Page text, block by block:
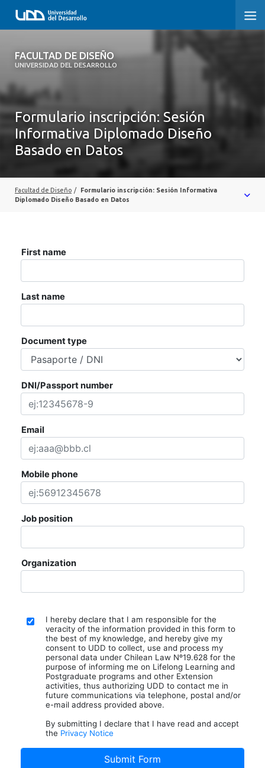
FACULTAD DE DISEÑO
UNIVERSIDAD DEL DESARROLLO
FACULTAD DE DISEÑO
INICIO
SOBRE LA FACULTAD
CARRERAS
INVESTIGACIÓN
Formulario inscripción: Sesión
Informativa Diplomado Diseño
Basado en Datos
Facultad de Diseño /
Formulario inscripción: Sesión Informativa
Diplomado Diseño Basado en Datos